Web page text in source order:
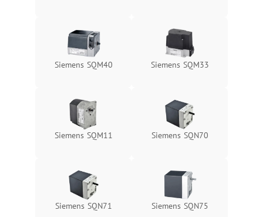
синхронизацией
Подробнее →
Siemens SQM40 Siemens SQM33
Siemens SQM11 Siemens SQN70
Siemens SQN71 Siemens SQN75